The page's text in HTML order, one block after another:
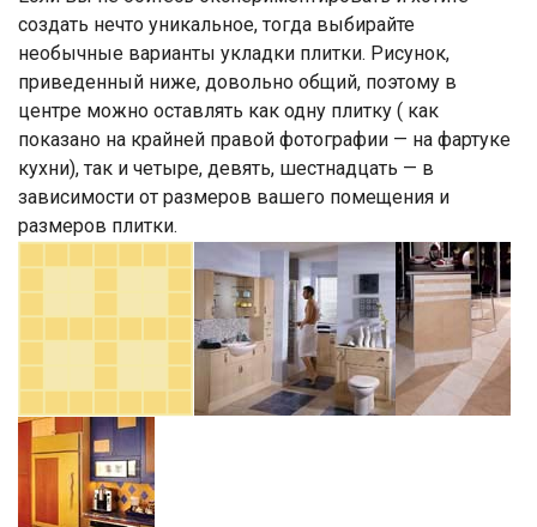
создать нечто уникальное, тогда выбирайте
необычные варианты укладки плитки. Рисунок,
приведенный ниже, довольно общий, поэтому в
центре можно оставлять как одну плитку ( как
показано на крайней правой фотографии — на фартуке
кухни), так и четыре, девять, шестнадцать — в
зависимости от размеров вашего помещения и
размеров плитки.